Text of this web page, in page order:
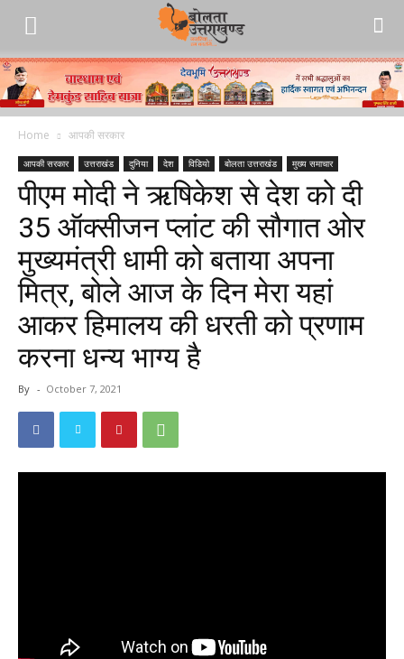
Home आपकी सरकार
आपकी सरकार उत्तराखंड दुनिया देश विडियो बोलता उत्तराखंड मुख्य समाचार
पीएम मोदी ने ऋषिकेश से देश को दी
35 ऑक्सीजन प्लांट की सौगात ओर
मुख्यमंत्री धामी को बताया अपना
मित्र, बोले आज के दिन मेरा यहां
आकर हिमालय की धरती को प्रणाम
करना धन्य भाग्य है
By - October 7, 2021